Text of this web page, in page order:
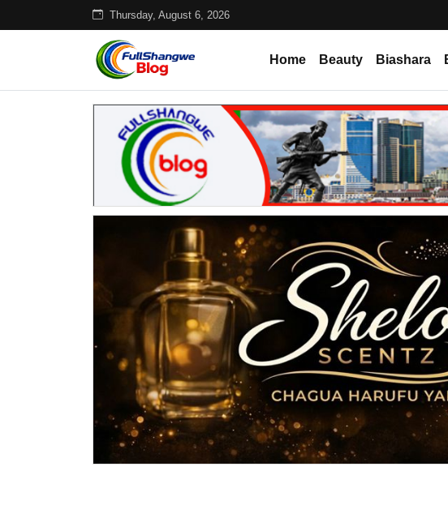
Thursday, August 6, 2026
Home Beauty Biashara